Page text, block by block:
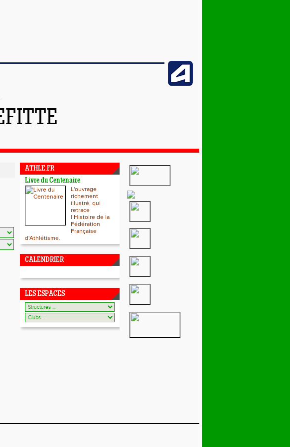
ATHLE.FR
Livre du Centenaire
L'ouvrage
richement
illustré, qui
retrace
l’Histoire de la
Fédération
Française
d'Athlétisme.
CALENDRIER
LES ESPACES